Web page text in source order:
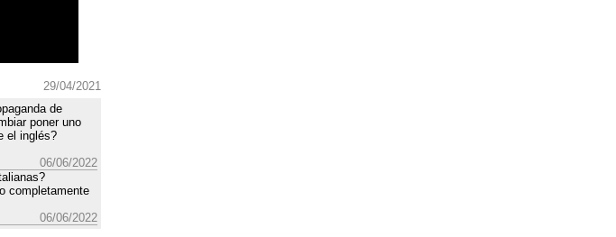
29/04/2021
de
poner uno
el inglés?
06/06/2022
completamente
06/06/2022